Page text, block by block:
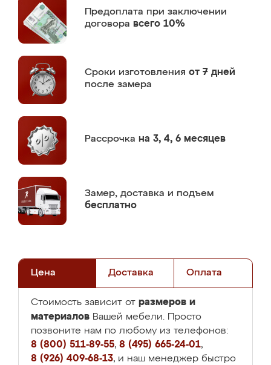
Предоплата при заключении
договора всего 10%
Сроки изготовления от 7 дней
после замера
Рассрочка на 3, 4, 6 месяцев
Замер, доставка и подъем
бесплатно
Цена Доставка Оплата
Стоимость зависит от размеров и
материалов Вашей мебели. Просто
позвоните нам по любому из телефонов:
8 (800) 511-89-55, 8 (495) 665-24-01,
8 (926) 409-68-13, и наш менеджер быстро